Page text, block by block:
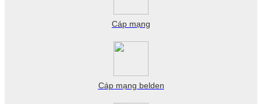
Cáp mạng
Cáp mạng belden